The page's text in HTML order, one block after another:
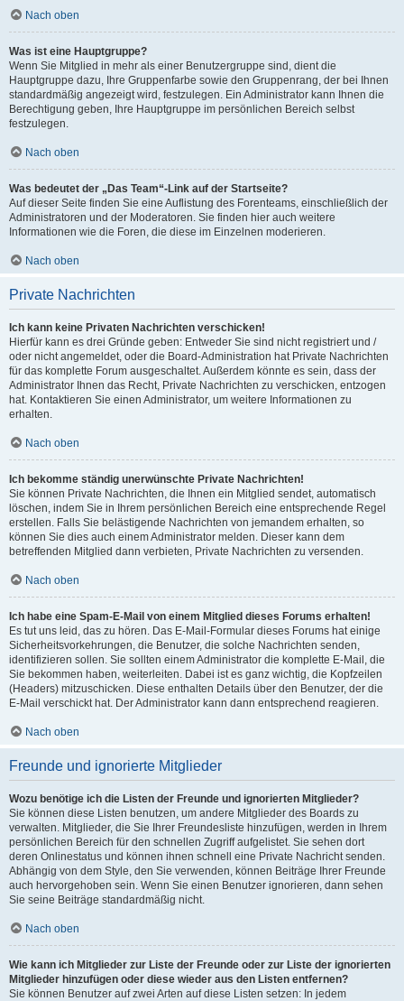
Nach oben
Was ist eine Hauptgruppe?
Wenn Sie Mitglied in mehr als einer Benutzergruppe sind, dient die
Hauptgruppe dazu, Ihre Gruppenfarbe sowie den Gruppenrang, der bei Ihnen
standardmäßig angezeigt wird, festzulegen. Ein Administrator kann Ihnen die
Berechtigung geben, Ihre Hauptgruppe im persönlichen Bereich selbst
festzulegen.
Nach oben
Was bedeutet der „Das Team“-Link auf der Startseite?
Auf dieser Seite finden Sie eine Auflistung des Forenteams, einschließlich der
Administratoren und der Moderatoren. Sie finden hier auch weitere
Informationen wie die Foren, die diese im Einzelnen moderieren.
Nach oben
Private Nachrichten
Ich kann keine Privaten Nachrichten verschicken!
Hierfür kann es drei Gründe geben: Entweder Sie sind nicht registriert und /
oder nicht angemeldet, oder die Board-Administration hat Private Nachrichten
für das komplette Forum ausgeschaltet. Außerdem könnte es sein, dass der
Administrator Ihnen das Recht, Private Nachrichten zu verschicken, entzogen
hat. Kontaktieren Sie einen Administrator, um weitere Informationen zu
erhalten.
Nach oben
Ich bekomme ständig unerwünschte Private Nachrichten!
Sie können Private Nachrichten, die Ihnen ein Mitglied sendet, automatisch
löschen, indem Sie in Ihrem persönlichen Bereich eine entsprechende Regel
erstellen. Falls Sie belästigende Nachrichten von jemandem erhalten, so
können Sie dies auch einem Administrator melden. Dieser kann dem
betreffenden Mitglied dann verbieten, Private Nachrichten zu versenden.
Nach oben
Ich habe eine Spam-E-Mail von einem Mitglied dieses Forums erhalten!
Es tut uns leid, das zu hören. Das E-Mail-Formular dieses Forums hat einige
Sicherheitsvorkehrungen, die Benutzer, die solche Nachrichten senden,
identifizieren sollen. Sie sollten einem Administrator die komplette E-Mail, die
Sie bekommen haben, weiterleiten. Dabei ist es ganz wichtig, die Kopfzeilen
(Headers) mitzuschicken. Diese enthalten Details über den Benutzer, der die
E-Mail verschickt hat. Der Administrator kann dann entsprechend reagieren.
Nach oben
Freunde und ignorierte Mitglieder
Wozu benötige ich die Listen der Freunde und ignorierten Mitglieder?
Sie können diese Listen benutzen, um andere Mitglieder des Boards zu
verwalten. Mitglieder, die Sie Ihrer Freundesliste hinzufügen, werden in Ihrem
persönlichen Bereich für den schnellen Zugriff aufgelistet. Sie sehen dort
deren Onlinestatus und können ihnen schnell eine Private Nachricht senden.
Abhängig von dem Style, den Sie verwenden, können Beiträge Ihrer Freunde
auch hervorgehoben sein. Wenn Sie einen Benutzer ignorieren, dann sehen
Sie seine Beiträge standardmäßig nicht.
Nach oben
Wie kann ich Mitglieder zur Liste der Freunde oder zur Liste der ignorierten
Mitglieder hinzufügen oder diese wieder aus den Listen entfernen?
Sie können Benutzer auf zwei Arten auf diese Listen setzen: In jedem